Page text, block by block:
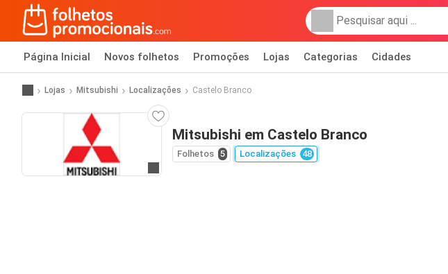
Página Inicial Novos folhetos Promoções Lojas Categorias Cidades
Lojas Mitsubishi Localizações Castelo Branco
Mitsubishi em Castelo Branco
Folhetos 5 Localizações 48